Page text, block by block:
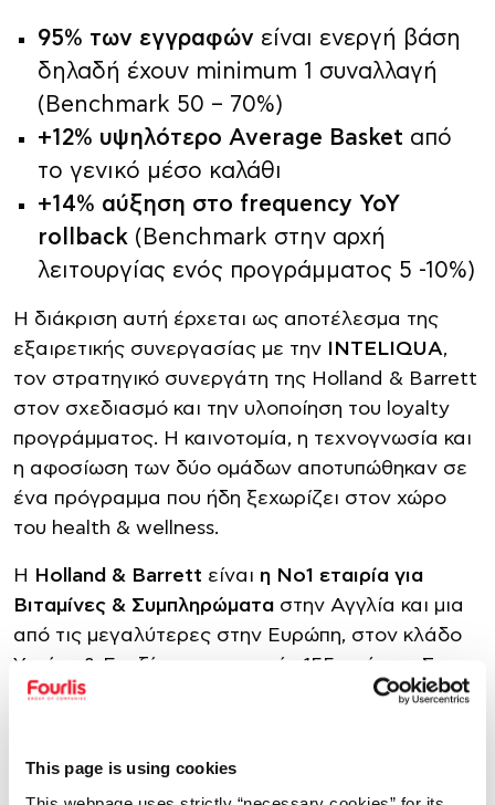
This page is using cookies
95% των εγγραφών είναι ενεργή βάση
δηλαδή έχουν minimum 1 συναλλαγή
(Benchmark 50 – 70%)
+12% υψηλότερο Average Basket από
το γενικό μέσο καλάθι
+14% αύξηση στο frequency ΥοΥ
rollback (Benchmark στην αρχή
λειτουργίας ενός προγράμματος 5 -10%)
Η διάκριση αυτή έρχεται ως αποτέλεσμα της
εξαιρετικής συνεργασίας με την
INTELIQUA,
τον στρατηγικό συνεργάτη της Holland & Barrett
στον σχεδιασμό και την υλοποίηση του loyalty
προγράμματος. Η καινοτομία, η τεχνογνωσία και
η αφοσίωση των δύο ομάδων αποτυπώθηκαν σε
ένα πρόγραμμα που ήδη ξεχωρίζει στον χώρο
του health & wellness.
H Holland & Barrett είναι η Νο1 εταιρία για
Βιταμίνες & Συμπληρώματα στην Αγγλία και μια
από τις μεγαλύτερες στην Ευρώπη, στον κλάδο
Υγείας & Ευεξίας, με εμπειρία 155 χρόνων. Στην
Ελλάδα, από το 2023, είναι εταιρία τουομίλου